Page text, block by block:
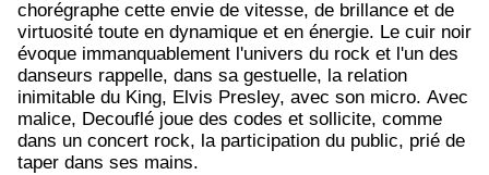
chorégraphe cette envie de vitesse, de brillance et de
virtuosité toute en dynamique et en énergie. Le cuir noir
évoque immanquablement l'univers du rock et l'un des
danseurs rappelle, dans sa gestuelle, la relation
inimitable du King, Elvis Presley, avec son micro. Avec
malice, Decouflé joue des codes et sollicite, comme
dans un concert rock, la participation du public, prié de
taper dans ses mains.